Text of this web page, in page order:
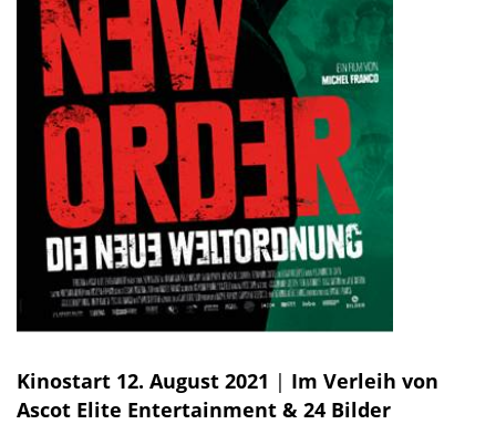
Kinostart 12. August 2021 | Im Verleih von
Ascot Elite Entertainment & 24 Bilder